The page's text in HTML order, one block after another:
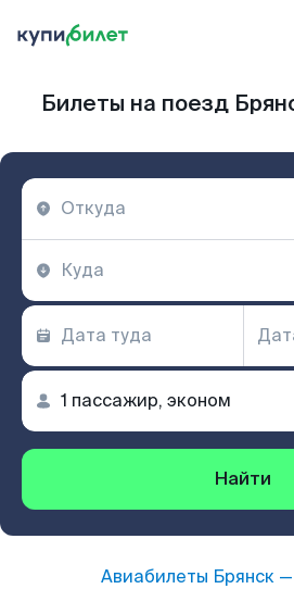
Билеты на поезд
Найти
Авиабилеты Брянск—